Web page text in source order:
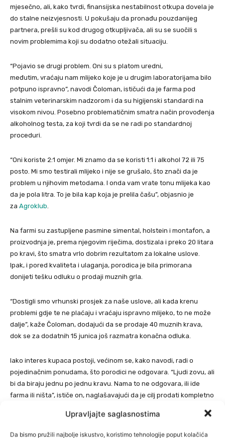
Upravljajte saglasnostima
Da bismo pružili najbolje iskustvo, koristimo tehnologije poput kolačića
mjesečno, ali, kako tvrdi, finansijska nestabilnost otkupa dovela je
do stalne neizvjesnosti. U pokušaju da pronađu pouzdanijeg
partnera, prešli su kod drugog otkupljivača, ali su se suočili s
novim problemima koji su dodatno otežali situaciju.
“Pojavio se drugi problem. Oni su s platom uredni,
međutim, vraćaju nam mlijeko koje je u drugim laboratorijama bilo
potpuno ispravno”, navodi Čoloman, ističući da je farma pod
stalnim veterinarskim nadzorom i da su higijenski standardi na
visokom nivou. Posebno problematičnim smatra način provođenja
alkoholnog testa, za koji tvrdi da se ne radi po standardnoj
proceduri.
“Oni koriste 2:1 omjer. Mi znamo da se koristi 1:1 i alkohol 72 ili 75
posto. Mi smo testirali mlijeko i nije se grušalo, što znači da je
problem u njihovim metodama. I onda vam vrate tonu mlijeka kao
da je pola litra. To je bila kap koja je prelila čašu”, objasnio je
za Agroklub.
Na farmi su zastupljene pasmine simental, holstein i montafon, a
proizvodnja je, prema njegovim riječima, dostizala i preko 20 litara
po kravi, što smatra vrlo dobrim rezultatom za lokalne uslove.
Ipak, i pored kvaliteta i ulaganja, porodica je bila primorana
donijeti tešku odluku o prodaji muznih grla.
“Dostigli smo vrhunski prosjek za naše uslove, ali kada krenu
problemi gdje te ne plaćaju i vraćaju ispravno mlijeko, to ne može
dalje”, kaže Čoloman, dodajući da se prodaje 40 muznih krava,
dok se za dodatnih 15 junica još razmatra konačna odluka.
Iako interes kupaca postoji, većinom se, kako navodi, radi o
pojedinačnim ponudama, što porodici ne odgovara. “Ljudi zovu, ali
bi da biraju jednu po jednu kravu. Nama to ne odgovara, ili ide
farma ili ništa”, ističe on, naglašavajući da je cilj prodati kompletno
Farma se nalazi svega 14 kilometara od Kantonalne bolnice u